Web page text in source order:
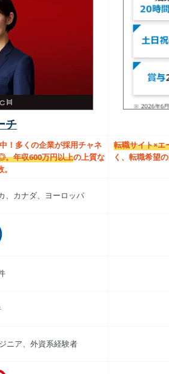
チ
！多くの企業が採用チャネ
。年収600万円以上の上質な
転職サイト×エ
く、転職希望
、カナダ、ヨーロッパ
ニア、外資系経験者